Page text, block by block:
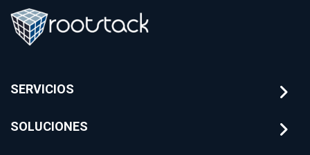
SERVICIOS
SOLUCIONES